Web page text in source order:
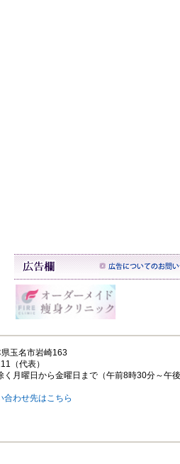
玉名市岩崎163
（代表）
く月曜日から金曜日まで（午前8時30分～午後
合わせ先はこちら